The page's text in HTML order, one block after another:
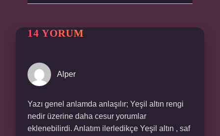
14 YORUM
Alper
Yazı genel anlamda anlaşılır; Yeşil altın rengi
nedir üzerine daha cesur yorumlar
eklenebilirdi. Anlatım ilerledikçe Yeşil altın , saf